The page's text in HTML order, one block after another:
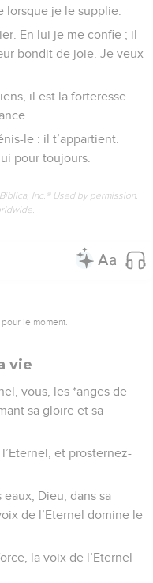
lorsque je le supplie.
En lui je me confie ; il
bondit de joie. Je veux
il est la forteresse
le : il t’appartient.
pour toujours.
Inc.® Used by permission.
le moment.
vie
vous, les *anges de
sa gloire et sa
et prosternez-
Dieu, dans sa
de l’Eternel domine le
la voix de l’Eternel